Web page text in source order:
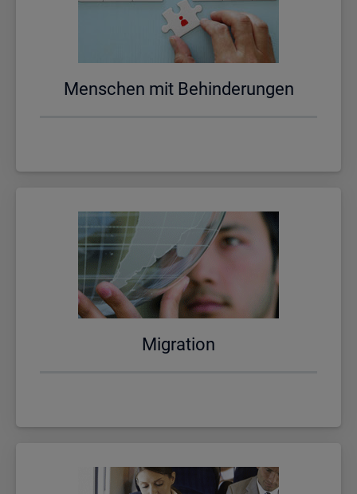
Men­schen mit Be­hin­de­run­gen
Mi­gra­ti­on